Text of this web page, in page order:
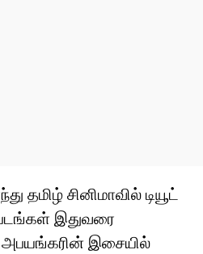
சினிமாவில் டியூட்
படங்கள் இதுவரை
இசையில்